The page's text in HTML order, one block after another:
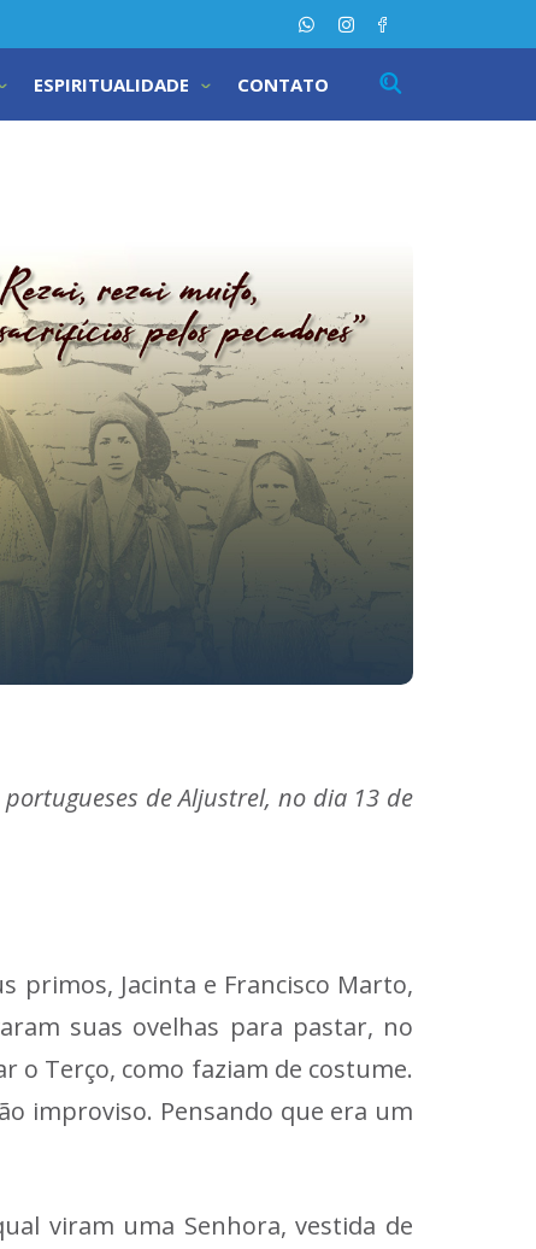
ESPIRITUALIDADE CONTATO
de Aljustrel, no dia 13 de
primos, Jacinta e Francisco Marto,
suas ovelhas para pastar, no
o Terço, como faziam de costume.
improviso. Pensando que era um
viram uma Senhora, vestida de